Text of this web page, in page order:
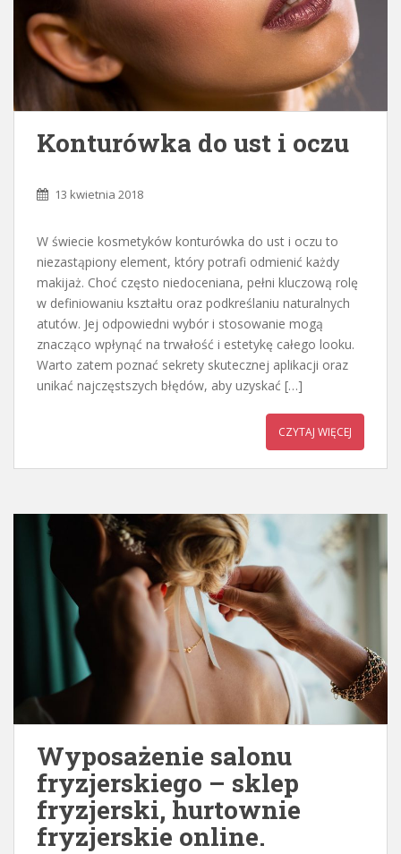
Konturówka do ust i oczu
13 kwietnia 2018
W świecie kosmetyków konturówka do ust i oczu to
niezastąpiony element, który potrafi odmienić każdy
makijaż. Choć często niedoceniana, pełni kluczową rolę
w definiowaniu kształtu oraz podkreślaniu naturalnych
atutów. Jej odpowiedni wybór i stosowanie mogą
znacząco wpłynąć na trwałość i estetykę całego looku.
Warto zatem poznać sekrety skutecznej aplikacji oraz
unikać najczęstszych błędów, aby uzyskać […]
CZYTAJ WIĘCEJ
Wyposażenie salonu
fryzjerskiego – sklep
fryzjerski, hurtownie
fryzjerskie online.